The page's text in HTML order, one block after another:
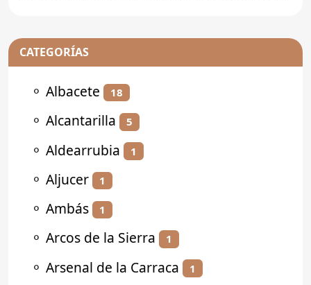
CATEGORÍAS
⚬ Albacete 18
⚬ Alcantarilla 5
⚬ Aldearrubia 1
⚬ Aljucer 1
⚬ Ambás 1
⚬ Arcos de la Sierra 1
⚬ Arsenal de la Carraca 1